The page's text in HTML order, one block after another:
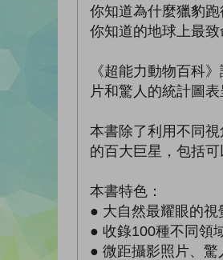
你知道為什麼獵豹跑
你知道的地球上最
《超能力動物百科
片和驚人的統計圖
本書除了利用不同
的百大巨星，包括
本書特色：
● 大自然最耀眼的
● 收錄100種不同領
● 微距攝影照片、